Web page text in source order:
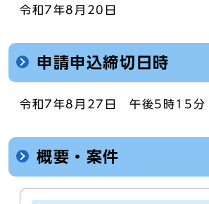
令和7年8月20日
申請申込締切日時
令和7年8月27日 午後5時15分
概要・案件